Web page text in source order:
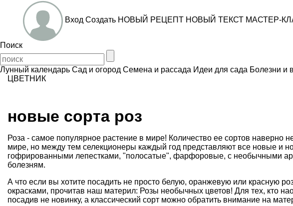
Вход Создать НОВЫЙ РЕЦЕПТ НОВЫЙ ТЕКСТ МАСТЕР-
Поиск
Лунный календарь Сад и огород Семена и рассада Идеи для сада Болезни и
ЦВЕТНИК
новые сорта роз
Роза - самое популярное растение в мире! Количество ее сортов наверно
мире, но между тем селекционеры каждый год представляют все новые и
гофрированными лепестками, "полосатые", фарфоровые, с необычными
болезням.
А что если вы хотите посадить не просто белую, оранжевую или красную
окрасками, прочитав наш материл: Розы необычных цветов! Для тех, кто
посадив не новинку, а классический сорт можно обратить внимание на